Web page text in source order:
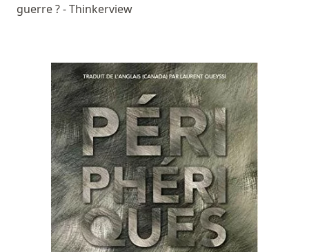
guerre ? - Thinkerview